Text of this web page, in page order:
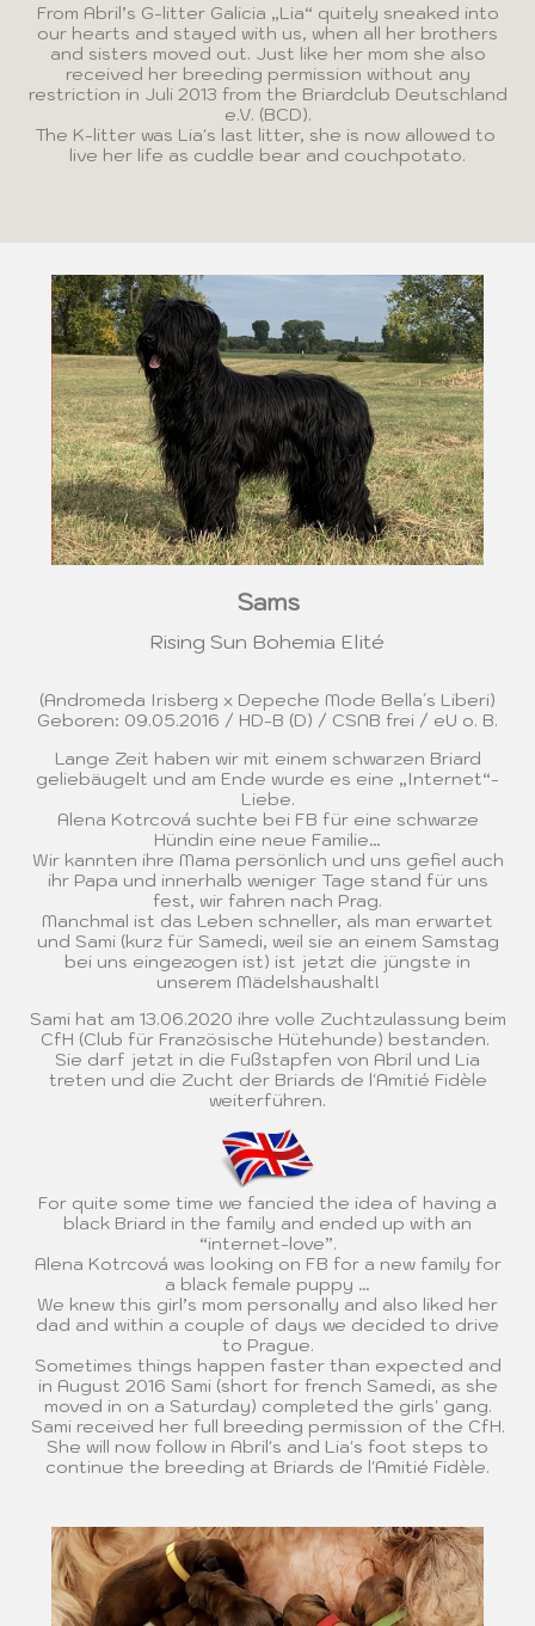
From Abril’s G-litter Galicia „Lia“ quitely sneaked into
our hearts and stayed with us, when all her brothers
and sisters moved out. Just like her mom she also
received her breeding permission without any
restriction in Juli 2013 from the Briardclub Deutschland
e.V. (BCD).
The K-litter was Lia's last litter, she is now allowed to
live her life as cuddle bear and couchpotato.
Sams
Rising Sun Bohemia Elité
(Andromeda Irisberg x Depeche Mode Bella´s Liberi)
Geboren: 09.05.2016 / HD-B (D) / CSNB frei / eU o. B.
Lange Zeit haben wir mit einem schwarzen Briard
geliebäugelt und am Ende wurde es eine „Internet“-
Liebe.
Alena Kotrcová suchte bei FB für eine schwarze
Hündin eine neue Familie…
Wir kannten ihre Mama persönlich und uns gefiel auch
ihr Papa und innerhalb weniger Tage stand für uns
fest, wir fahren nach Prag.
Manchmal ist das Leben schneller, als man erwartet
und Sami (kurz für Samedi, weil sie an einem Samstag
bei uns eingezogen ist) ist jetzt die jüngste in
unserem Mädelshaushalt!
Sami hat am 13.06.2020 ihre volle Zuchtzulassung beim
CfH (Club für Französische Hütehunde) bestanden.
Sie darf jetzt in die Fußstapfen von Abril und Lia
treten und die Zucht der Briards de l'Amitié Fidèle
weiterführen.
For quite some time we fancied the idea of having a
black Briard in the family and ended up with an
“internet-love”.
Alena Kotrcová was looking on FB for a new family for
a black female puppy …
We knew this girl’s mom personally and also liked her
dad and within a couple of days we decided to drive
to Prague.
Sometimes things happen faster than expected and
in August 2016 Sami (short for french Samedi, as she
moved in on a Saturday) completed the girls' gang.
Sami received her full breeding permission of the CfH.
She will now follow in Abril's and Lia's foot steps to
continue the breeding at Briards de l'Amitié Fidèle.